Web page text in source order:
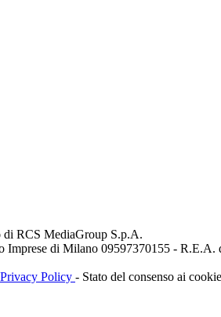
di RCS MediaGroup S.p.A.
Imprese di Milano 09597370155 -
Policy - Stato del consenso ai